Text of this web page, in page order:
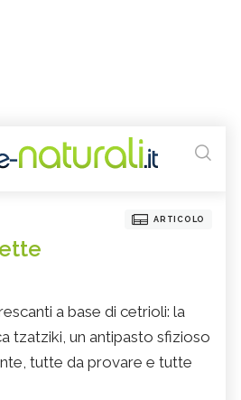
ARTICOLO
a base di cetrioli: la
tzatziki, un antipasto sfizioso
tutte da provare e tutte